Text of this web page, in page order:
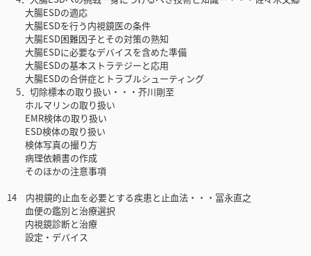
大腸ESDの適応
大腸ESDを行う内視鏡医の条件
大腸ESD困難因子とその対策の熟知
大腸ESDに必要なデバイスを含めた準備
大腸ESDの基本ストラテジーと応用
大腸ESDの合併症とトラブルシューティング
5．切除標本の取り扱い・・・芥川剛至
ホルマリンの取り扱い
EMR検体の取り扱い
ESD検体の取り扱い
検体写真の撮り方
病理依頼書の作成
そのほかの注意事項
14 内視鏡的止血を必要とする疾患と止血法・・・冨永直之
血便の鑑別と治療選択
内視鏡診断と治療
設定・デバイス